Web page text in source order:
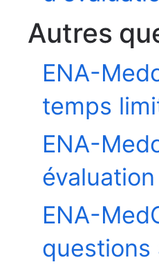
Autres
ENA-
temps
ENA-
ENA-
questions